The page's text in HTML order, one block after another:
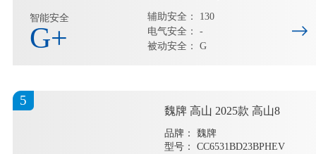
智能安全
G+
辅助安全： 130
电气安全： -
被动安全： G
5
魏牌 高山 2025款 高山8
品牌： 魏牌
型号： CC6531BD23BPHEV